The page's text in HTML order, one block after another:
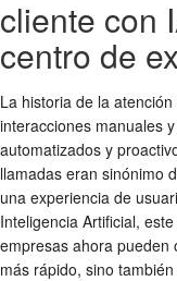
cliente con
centro de
La historia de la
interacciones manuales
automatizados y
llamadas eran sinónimo
una experiencia de
Inteligencia Artificial,
empresas ahora pueden
más rápido, sino